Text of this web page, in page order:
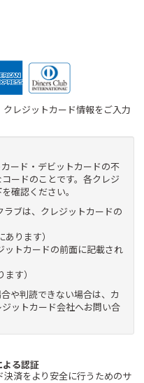
レジットカード情報をご入力
ード・デビットカードの不
ードのことです。各クレジ
確認ください。
ラブは、クレジットカードの
あります）
ットカードの前面に記載され
ます）
や判読できない場合は、カ
ットカード会社へお問い合
よる認証
決済をより安全に行うためのサ